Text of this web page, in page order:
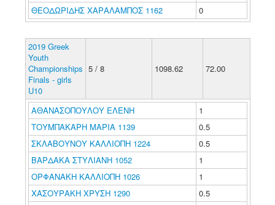
ΘΕΟΔΩΡΙΔΗΣ ΧΑΡΑΛΑΜΠΟΣ 1162
0
2019 Greek
Youth
Championships
Finals - girls
U10
5 / 8 1098.62 72.00
ΑΘΑΝΑΣΟΠΟΥΛΟΥ ΕΛΕΝΗ
1
ΤΟΥΜΠΑΚΑΡΗ ΜΑΡΙΑ 1139
0.5
ΣΚΛΑΒΟΥΝΟΥ ΚΑΛΛΙΟΠΗ 1224
0.5
ΒΑΡΔΑΚΑ ΣΤΥΛΙΑΝΗ 1052
1
ΟΡΦΑΝΑΚΗ ΚΑΛΛΙΟΠΗ 1026
1
ΧΑΣΟΥΡΑΚΗ ΧΡΥΣΗ 1290
0.5